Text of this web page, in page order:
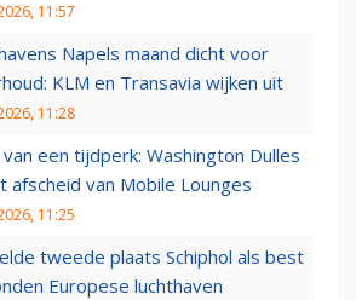
11:57
Napels maand dicht voor
KLM en Transavia wijken uit
11:28
van een tijdperk: Washington Dulles
afscheid van Mobile Lounges
11:25
tweede plaats Schiphol als best
Europese luchthaven